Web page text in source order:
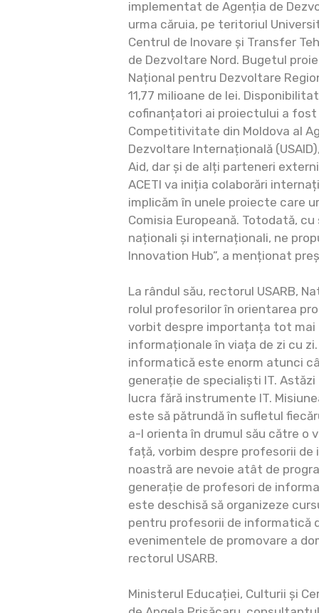
implementat de Agenția de
urma căruia, pe teritoriul
Centrul de Inovare și Transfer
de Dezvoltare Nord. Bugetul
Național pentru Dezvoltare
11,77 milioane de lei.
cofinanțatori ai proiectului a
Competitivitate din Moldova al
Dezvoltare Internațională
Aid, dar și de alți parteneri
ACETI va iniția colaborări
implicăm în unele proiecte care
Comisia Europeană. Totodată,
naționali și internaționali, ne
Innovation Hub”, a menționat
La rândul său, rectorul USARB,
rolul profesorilor în orientarea
vorbit despre importanța tot mai
informaționale în viața de zi cu
informatică este enorm atunci
generație de specialiști IT.
lucra fără instrumente IT.
este să pătrundă în sufletul
a-l orienta în drumul său către o
față, vorbim despre profesorii
noastră are nevoie atât de
generație de profesori de
este deschisă să organizeze
pentru profesorii de informatică
evenimentele de promovare a
rectorul USARB.
Ministerul Educației, Culturii și